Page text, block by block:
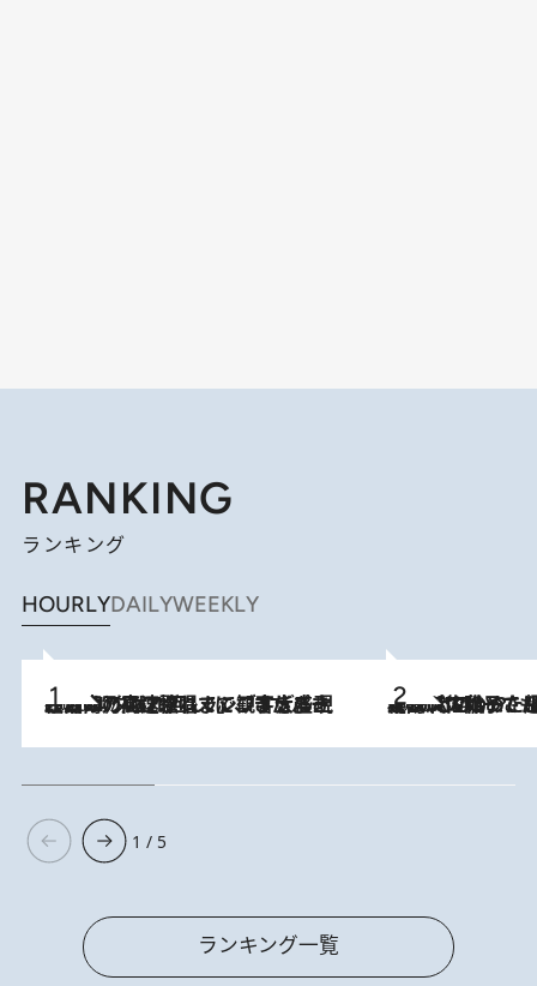
RANKING
ランキング
HOURLYDAILYWEEKLY
2026.8.7
「湘南乃風に憧れて」観客大盛上がりの“タオル回し”に、ラッパー顔負けの高速歌唱まで…さだまさし（74）のアグレッシブすぎる現在地 2026.8.5
【阿川佐和子さんの年とる力】なぜ70代で始めた趣味は“こんなに楽しい”のか？ ピアノ、俳句…スランプに陥っても続けられる“ある秘訣”とは
1 / 5
ランキング一覧